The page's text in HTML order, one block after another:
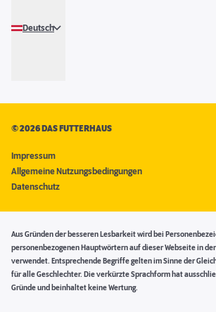
Deutsch
©2026 DAS FUTTERHAUS
Impressum
Allgemeine Nutzungsbedingungen
Datenschutz
Aus Gründen der besseren Lesbarkeit wird bei
personenbezogenen Hauptwörtern auf dieser Webseite in
verwendet. Entsprechende Begriffe gelten im Sinne der
für alle Geschlechter. Die verkürzte Sprachform hat
Gründe und beinhaltet keine Wertung.